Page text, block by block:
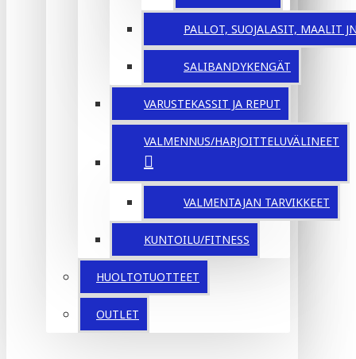
PALLOT, SUOJALASIT, MAALIT
SALIBANDYKENGÄT
VARUSTEKASSIT JA REPUT
VALMENNUS/HARJOITTELUVÄLINEET
VALMENTAJAN TARVIKKEET
KUNTOILU/FITNESS
HUOLTOTUOTTEET
OUTLET